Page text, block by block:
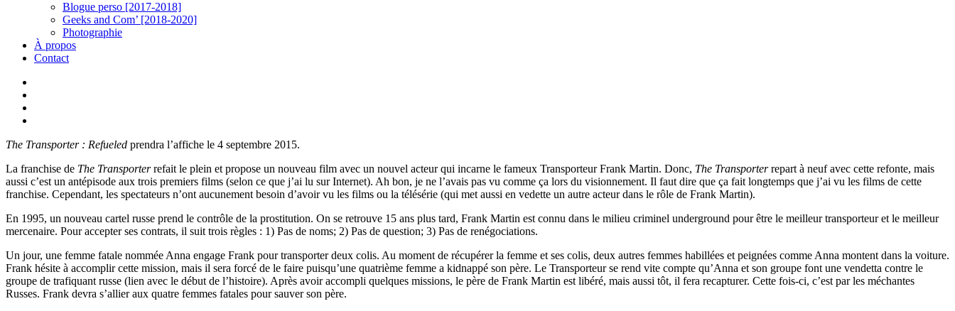
Blogue perso [2017-2018]
Geeks and Com’ [2018-2020]
Photographie
À propos
Contact
The Transporter : Refueled prendra l’affiche le 4 septembre 2015.
La franchise de The Transporterrefait le plein et propose un nouveau film avec un nouvel acteur qui incarne le fameux Transporteur Frank Martin. Donc, The Transporterrepart à neuf avec cette refonte, mais
aussi c’est un antépisode aux trois premiers films (selon ce que j’ai lu sur Internet). Ah bon, je ne l’avais pas vu comme ça lors du visionnement. Il faut dire que ça fait longtemps que j’ai vu les films de cette
franchise. Cependant, les spectateurs n’ont aucunement besoin d’avoir vu les films ou la télésérie (qui met aussi en vedette un autre acteur dans le rôle de Frank Martin).
En 1995, un nouveau cartel russe prend le contrôle de la prostitution. On se retrouve 15 ans plus tard, Frank Martin est connu dans le milieu criminel underground pour être le meilleur transporteur et le meilleur
mercenaire. Pour accepter ses contrats, il suit trois règles : 1) Pas de noms; 2) Pas de question; 3) Pas de renégociations.
Un jour, une femme fatale nommée Anna engage Frank pour transporter deux colis. Au moment de récupérer la femme et ses colis, deux autres femmes habillées et peignées comme Anna montent dans la voiture.
Frank hésite à accomplir cette mission, mais il sera forcé de le faire puisqu’une quatrième femme a kidnappé son père. Le Transporteur se rend vite compte qu’Anna et son groupe font une vendetta contre le
groupe de trafiquant russe (lien avec le début de l’histoire). Après avoir accompli quelques missions, le père de Frank Martin est libéré, mais aussi tôt, il fera recapturer. Cette fois-ci, c’est par les méchantes
Russes. Frank devra s’allier aux quatre femmes fatales pour sauver son père.